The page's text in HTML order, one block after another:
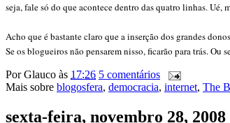
seja, fale só do que acontece dentro das quatro linhas. Ué,
Acho que é bastante claro que a inserção dos grandes
Se os blogueiros não pensarem nisso, ficarão para trás. Ou
PorGlauco às 17:26 5 comentários
Mais sobre blogosfera, democracia, internet, The
sexta-feira, novembro 28, 2008